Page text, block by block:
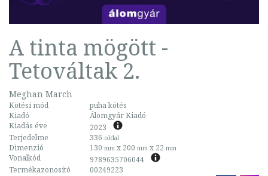
A tinta mögött -
Tetováltak 2.
Meghan March
Kötési mód
puha kötés
Kiadó
Álomgyár Kiadó
Kiadás éve
2023
Terjedelme
336 oldal
Dimenzió 130 mm x 200 mm x 22 mm
Vonalkód
9789635706044
Termékazonosító
00249223